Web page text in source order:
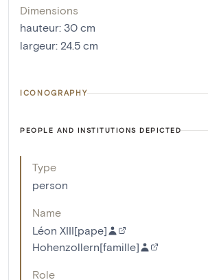
Dimensions
hauteur: 30 cm
largeur: 24.5 cm
ICONOGRAPHY
PEOPLE AND INSTITUTIONS DEPICTED
Type
person
Name
Léon XIII[pape]
Hohenzollern[famille]
Role